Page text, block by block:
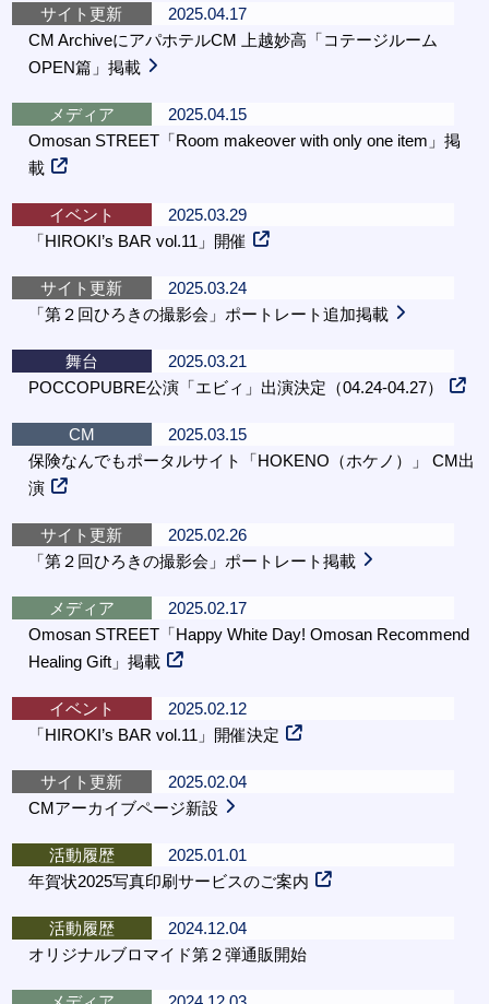
サイト更新
2025.04.17
CM ArchiveにアパホテルCM 上越妙高「コテージルーム
OPEN篇」掲載
メディア
2025.04.15
Omosan STREET「Room makeover with only one item」掲
載
イベント
2025.03.29
「HIROKI’s BAR vol.11」開催
サイト更新
2025.03.24
「第２回ひろきの撮影会」ポートレート追加掲載
舞台
2025.03.21
POCCOPUBRE公演「エビィ」出演決定（04.24-04.27）
CM
2025.03.15
保険なんでもポータルサイト「HOKENO（ホケノ）」 CM出
演
サイト更新
2025.02.26
「第２回ひろきの撮影会」ポートレート掲載
メディア
2025.02.17
Omosan STREET「Happy White Day! Omosan Recommend
Healing Gift」掲載
イベント
2025.02.12
「HIROKI’s BAR vol.11」開催決定
サイト更新
2025.02.04
CMアーカイブページ新設
活動履歴
2025.01.01
年賀状2025写真印刷サービスのご案内
活動履歴
2024.12.04
オリジナルブロマイド第２弾通販開始